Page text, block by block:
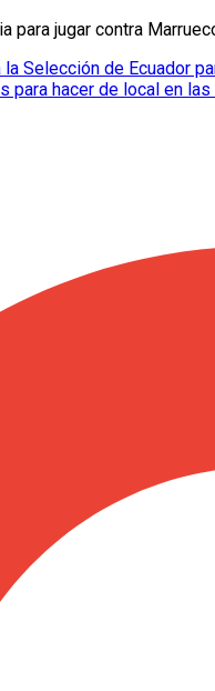
para jugar contra
Selección de Ecuador
para hacer de local en